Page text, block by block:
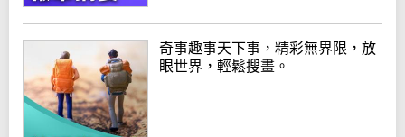
奇事趣事天下事，精彩無界限，放
眼世界，輕鬆搜畫。